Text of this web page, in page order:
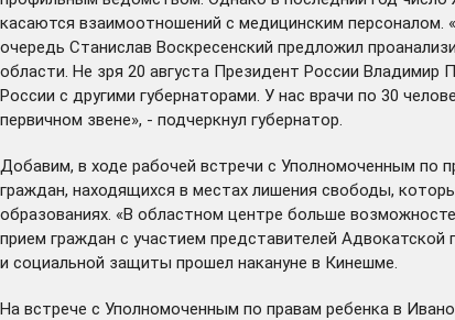
касаются взаимоотношений с медицинским персоналом.
очередь Станислав Воскресенский предложил
области. Не зря 20 августа Президент России
России с другими губернаторами. У нас врачи по 30
первичном звене», - подчеркнул губернатор.
Добавим, в ходе рабочей встречи с Уполномоченным по
граждан, находящихся в местах лишения свободы,
образованиях. «В областном центре больше
прием граждан с участием представителей
и социальной защиты прошел накануне в Кинешме.
На встрече с Уполномоченным по правам ребенка в